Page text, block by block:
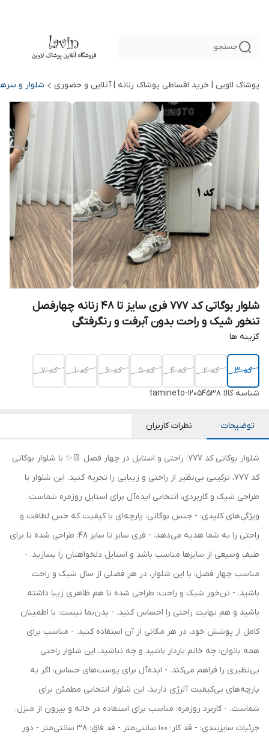
جستجو
پوشاک لاوین | خرید اقساطی پوشاک زنانه | آنلاین و حضوری شلوار و
شلوار بوگاتی کد 777 فری سایز تا 48 زنانه چهارفصل
تنخور شیک و راحت بدون آبرفت و رنگرفتگی
گزینه ها
کد-3 کد-2 کد-4 کد-5 کد-6 کد-1
کد-7
شناسه کالا tamineto-12054538
توضیحات نظرات کاربران
شلوار بوگاتی کد 777: راحتی و استایل در چهار فصل 👖✨ با شلوار بوگاتی
کد 777، ترکیبی بی‌نظیر از راحتی و زیبایی را تجربه کنید. این شلوار با
طراحی شیک و کاربردی، انتخابی ایده‌آل برای استایل روزمره شماست.
ویژگی‌های کلیدی: - جنس بوگاتی: پارچه‌ای با کیفیت که حس لطافت و
راحتی را به شما هدیه می‌دهد. - فری سایز تا سایز 48: طراحی شده تا برای
طیف وسیعی از سایزها مناسب باشد و استایل دلخواهتان را بسازید. -
مناسب چهار فصل: با این شلوار، در هر فصلی از سال شیک و راحت
باشید. - تن‌خور شیک و راحت: طراحی شده تا هم ظاهری زیبا داشته
باشید و هم نهایت راحتی را احساس کنید. - بدن‌نما نیست: با اطمینان
کامل از پوشش خود، در هر مکانی از آن استفاده کنید. - مناسب برای
همه بانوان: چه خانم باردار باشید و چه نباشید، این شلوار راحتی
بی‌نظیری را فراهم می‌کند. - ایده‌آل برای پوست‌های حساس: اگر به
پارچه‌های بی‌کیفیت آلرژی دارید، این شلوار انتخابی مطمئن برای
شماست. - کاربرد روزمره: مناسب برای استفاده در خانه و بیرون از منزل.
جزئیات سایزبندی: - قد کار: 100 سانتی‌متر - قد فاق: 38 سانتی‌متر - دور